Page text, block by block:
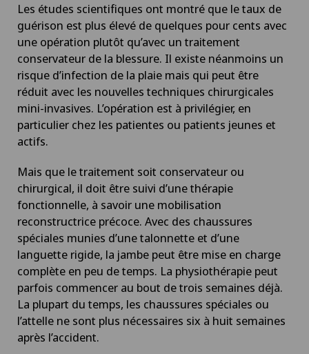
Chirurgie du coude
Chirurgie du genou
Chirurgie du pancréas
Chirurgie du pied/de la cheville
Chirurgie générale
Chirurgie hépatobiliaire (chirurgie du foie)
Chirurgie mini-invasive
Chirurgie oncologique
Chirurgie ophtalmique
Les études scientifiques ont montré que le taux de
guérison est plus élevé de quelques pour cents avec
une opération plutôt qu’avec un traitement
conservateur de la blessure. Il existe néanmoins un
risque d’infection de la plaie mais qui peut être
réduit avec les nouvelles techniques chirurgicales
mini-invasives. L’opération est à privilégier, en
particulier chez les patientes ou patients jeunes et
actifs.
Mais que le traitement soit conservateur ou
chirurgical, il doit être suivi d’une thérapie
fonctionnelle, à savoir une mobilisation
reconstructrice précoce. Avec des chaussures
spéciales munies d’une talonnette et d’une
languette rigide, la jambe peut être mise en charge
complète en peu de temps. La physiothérapie peut
parfois commencer au bout de trois semaines déjà.
La plupart du temps, les chaussures spéciales ou
l’attelle ne sont plus nécessaires six à huit semaines
après l’accident.